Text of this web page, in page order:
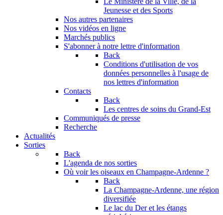
Jeunesse et des Sports
Nos autres partenaires
Nos vidéos en ligne
Marchés publics
S'abonner à notre lettre d'information
Back
Conditions d'utilisation de vos
données personnelles à l'usage de
nos lettres d'information
Contacts
Back
Les centres de soins du Grand-Est
Communiqués de presse
Recherche
Actualités
Sorties
Back
L'agenda de nos sorties
Où voir les oiseaux en Champagne-Ardenne ?
Back
La Champagne-Ardenne, une région
diversifiée
Le lac du Der et les étangs